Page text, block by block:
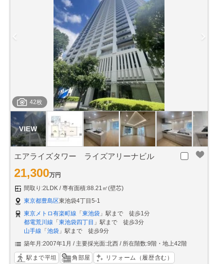
42枚
エアライズタワー ライズアリーナビル
21,300万円
間取り:2LDK
専有面積:88.21㎡(壁芯)
東京都豊島区東池袋4丁目5-1
東京メトロ有楽町線 「 東池袋 」駅まで 徒歩1分
都電荒川線 「 東池袋四丁目 」駅まで 徒歩3分
山手線 「 池袋 」駅まで 徒歩9分
築年月:2007年1月
主要採光面:北西 所在階数:9階・地上42階
駅まで平坦 角部屋
リフォーム（履歴含む）